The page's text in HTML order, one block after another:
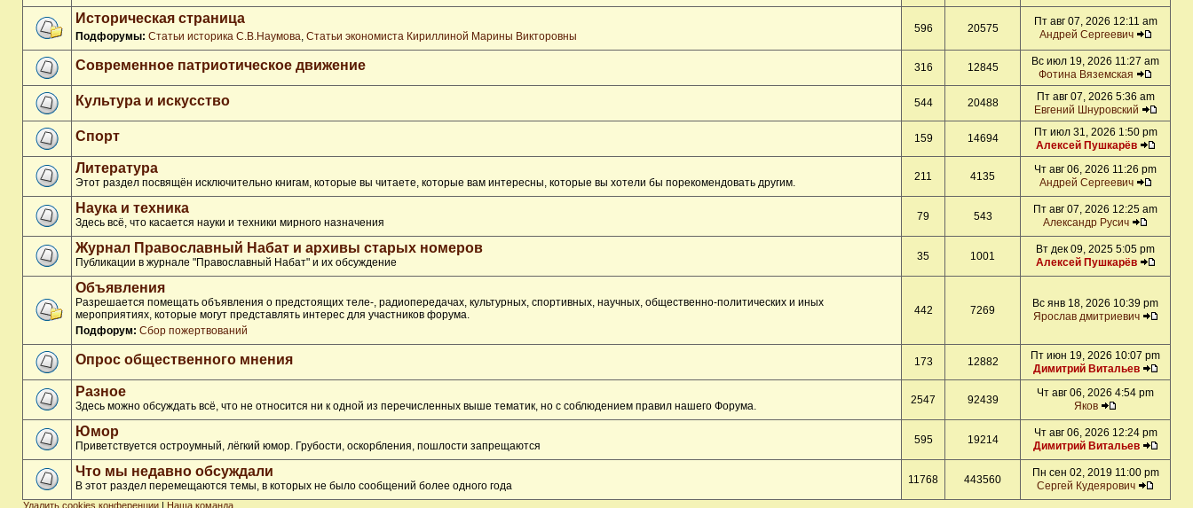
Историческая страница
Подфорумы: Статьи историка С.В.Наумова, Статьи экономиста Кириллиной Марины Викторовны
596 20575
Пт авг 07, 2026 12:11 am
Андрей Сергеевич
Современное патриотическое движение 316 12845
Вс июл 19, 2026 11:27 am
Фотина Вяземская
Культура и искусство 544 20488
Пт авг 07, 2026 5:36 am
Евгений Шнуровский
Спорт 159 14694
Пт июл 31, 2026 1:50 pm
Алексей Пушкарёв
Литература
Этот раздел посвящён исключительно книгам, которые вы читаете, которые вам интересны, которые вы хотели бы порекомендовать другим. 211 4135
Чт авг 06, 2026 11:26 pm
Андрей Сергеевич
Наука и техника
Здесь всё, что касается науки и техники мирного назначения 79 543
Пт авг 07, 2026 12:25 am
Александр Русич
Журнал Православный Набат и архивы старых номеров
Публикации в журнале "Православный Набат" и их обсуждение 35 1001
Вт дек 09, 2025 5:05 pm
Алексей Пушкарёв
Объявления
Разрешается помещать объявления о предстоящих теле-, радиопередачах, культурных, спортивных, научных, общественно-политических и иных
мероприятиях, которые могут представлять интерес для участников форума.
Подфорум: Сбор пожертвований
442 7269
Вс янв 18, 2026 10:39 pm
Ярослав дмитриевич
Опрос общественного мнения 173 12882
Пт июн 19, 2026 10:07 pm
Димитрий Витальев
Разное
Здесь можно обсуждать всё, что не относится ни к одной из перечисленных выше тематик, но с соблюдением правил нашего Форума. 2547 92439
Чт авг 06, 2026 4:54 pm
Яков
Юмор
Приветствуется остроумный, лёгкий юмор. Грубости, оскорбления, пошлости запрещаются 595 19214
Чт авг 06, 2026 12:24 pm
Димитрий Витальев
Что мы недавно обсуждали
В этот раздел перемещаются темы, в которых не было сообщений более одного года 11768 443560
Пн сен 02, 2019 11:00 pm
Сергей Кудеярович
Удалить cookies конференции | Наша команда